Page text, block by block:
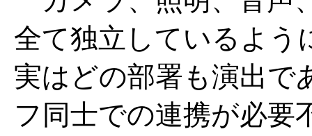
全て独立しているよう
実はどの部署も演出で
フ同士での連携が必要